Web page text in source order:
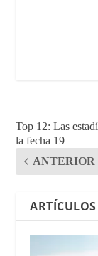
Top 12: Las
la fecha 19
ANTERIOR